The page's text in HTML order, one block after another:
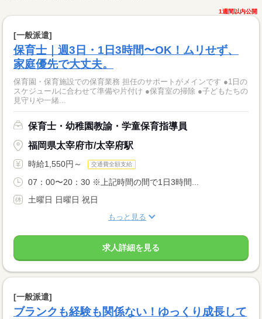
1週間以内公開
[一般派遣]
保育士｜週3日・1日3時間〜OK！ムリせず、
家庭優先で大丈夫。
保育園・保育施設での保育業務 担任のサポートがメインです ●1日の
スケジュールに合わせて準備や片付け ●保育室の掃除 ●子どもたちの
見守りや一緒...
保育士・幼稚園教諭・学童保育指導員
福岡県太宰府市/太宰府駅
時給1,550円～ 交通費全額支給
07：00〜20：30 ※上記時間の間で1日3時間...
土曜日 日曜日 祝日
もっと見る
求人詳細を見る
[一般派遣]
ブランクも経験も関係ない！ゆっくり成長して